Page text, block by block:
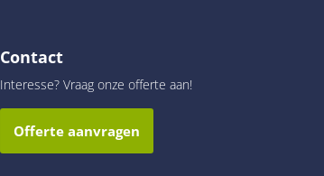
Contact
Interesse? Vraag onze offerte aan!
Offerte aanvragen